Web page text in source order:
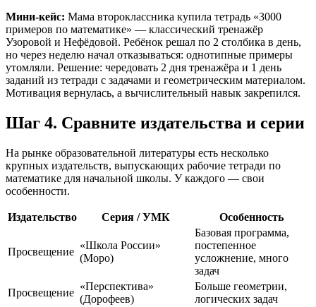
Мини-кейс: Мама второклассника купила тетрадь «3000
примеров по математике» — классический тренажёр
Узоровой и Нефёдовой. Ребёнок решал по 2 столбика в день,
но через неделю начал отказываться: однотипные примеры
утомляли. Решение: чередовать 2 дня тренажёра и 1 день
заданий из тетради с задачами и геометрическим материалом.
Мотивация вернулась, а вычислительный навык закрепился.
Шаг 4. Сравните издательства и серии
На рынке образовательной литературы есть несколько
крупных издательств, выпускающих рабочие тетради по
математике для начальной школы. У каждого — свои
особенности.
Издательство Серия / УМК Особенность
Просвещение
«Школа России»
(Моро)
Базовая программа,
постепенное
усложнение, много
задач
Просвещение
«Перспектива»
(Дорофеев)
Больше геометрии,
логических задач